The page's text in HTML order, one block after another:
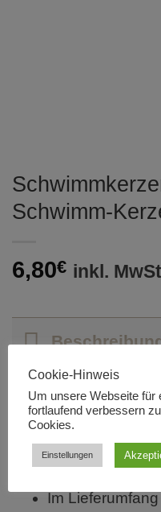
Schwimm-
6,80€ inkl. MwSt
Wasser für
geeignet)
Im
Cookie-Hinweis
Um unsere Webseite für
fortlaufend verbessern
Cookies.
Einstellungen